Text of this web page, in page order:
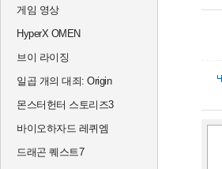
게임 영상
HyperX OMEN
브이 라이징
일곱 개의 대죄: Origin
몬스터헌터 스토리즈3
바이오하자드 레퀴엠
드래곤 퀘스트7